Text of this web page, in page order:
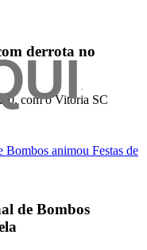
derrota no
0, com o Vitória SC
de Bombos